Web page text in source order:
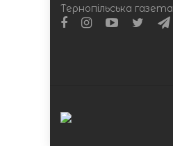
Тернопільська газета